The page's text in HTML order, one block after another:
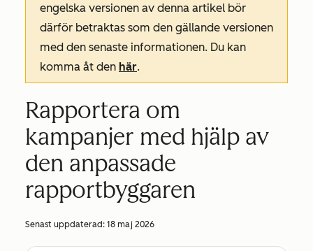
engelska versionen av denna artikel bör
därför betraktas som den gällande versionen
med den senaste informationen. Du kan
komma åt den här.
Rapportera om
kampanjer med hjälp av
den anpassade
rapportbyggaren
Senast uppdaterad: 18 maj 2026